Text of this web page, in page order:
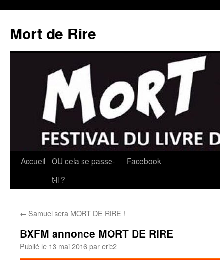
Mort de Rire
Aller
Accueil OU cela se passe-
t-il ?
Facebook
← Samuel sera MORT DE RIRE !
BXFM annonce MORT DE RIRE
Publié le 13 mai 2016pareric2